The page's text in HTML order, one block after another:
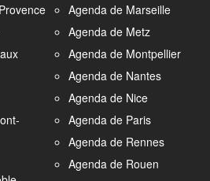
Agenda de Marseille
Agenda de Metz
Agenda de Montpellier
Agenda de Nantes
Agenda de Nice
Agenda de Paris
Agenda de Rennes
Agenda de Rouen